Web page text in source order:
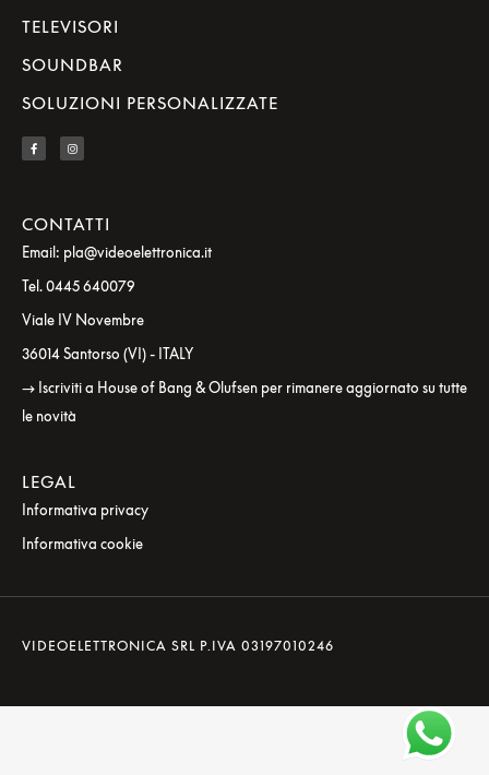
TELEVISORI
SOUNDBAR
SOLUZIONI PERSONALIZZATE
CONTATTI
Email: pla@videoelettronica.it
Tel. 0445 640079
Viale IV Novembre
36014 Santorso (VI) - ITALY
→ Iscriviti a House of Bang & Olufsen per rimanere aggiornato su tutte
le novità
LEGAL
Informativa privacy
Informativa cookie
VIDEOELETTRONICA SRL P.IVA 03197010246